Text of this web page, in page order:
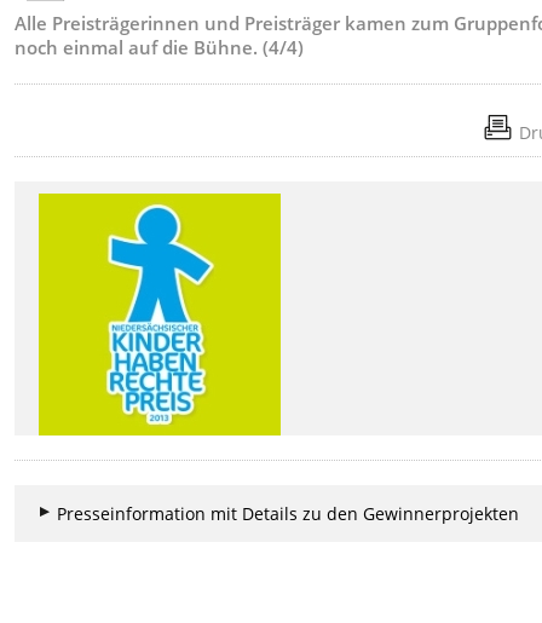
Alle Preisträgerinnen und Preisträger kamen zum
noch einmal auf die Bühne. (4/4)
Presseinformation mit Details zu den Gewinnerprojekten